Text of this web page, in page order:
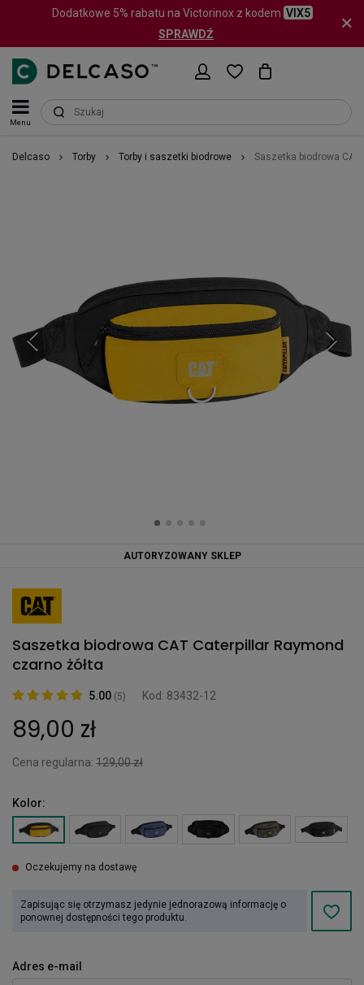
Dodatkowe 5% rabatu na Victorinox z kodem VIX5
SPRAWDŹ
Menu
Delcaso Torby Torby i saszetki biodrowe Saszetka biodrowa
AUTORYZOWANY SKLEP
Saszetka biodrowa CAT Caterpillar Raymond
czarno żółta
5.00 (5) Kod: 83432-12
89,00 zł
Cena regularna: 129,00 zł
Kolor:
Oczekujemy na dostawę
Zapisując się otrzymasz jedynie jednorazową informację o
ponownej dostępności tego produktu.
Adres e-mail